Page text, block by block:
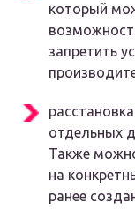
который
запретить
отдельных
Также
на
ранее